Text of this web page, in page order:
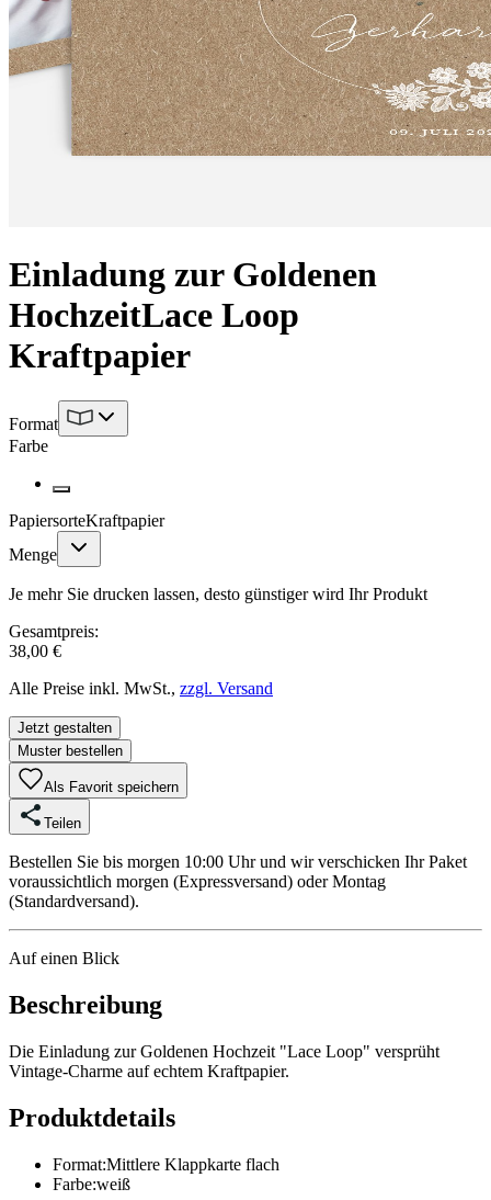
Einladung zur Goldenen
HochzeitLace Loop
Kraftpapier
Format
Farbe
PapiersorteKraftpapier
Menge
Je mehr Sie drucken lassen, desto günstiger wird Ihr Produkt
Gesamtpreis:
38,00 €
Alle Preise inkl. MwSt., zzgl. Versand
Jetzt gestalten
Muster bestellen
Als Favorit speichern
Teilen
Bestellen Sie bis morgen 10:00 Uhr und wir verschicken Ihr Paket
voraussichtlich morgen (Expressversand) oder Montag
(Standardversand).
Auf einen Blick
Beschreibung
Die Einladung zur Goldenen Hochzeit "Lace Loop" versprüht
Vintage-Charme auf echtem Kraftpapier.
Produktdetails
Format:Mittlere Klappkarte flach
Farbe:weiß